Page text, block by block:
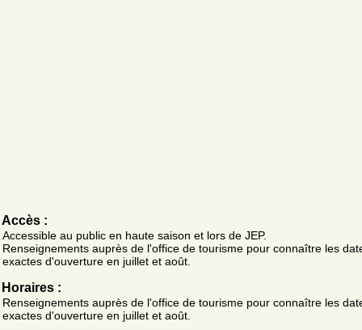
Accès :
Accessible au public en haute saison et lors de JEP.
Renseignements auprès de l'office de tourisme pour connaître les
exactes d'ouverture en juillet et août.
Horaires :
Renseignements auprès de l'office de tourisme pour connaître les
exactes d'ouverture en juillet et août.